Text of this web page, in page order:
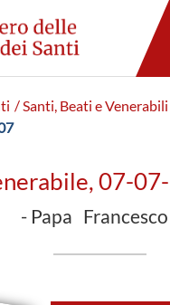
/ Santi, Beati e Venerabili
07-
- Papa